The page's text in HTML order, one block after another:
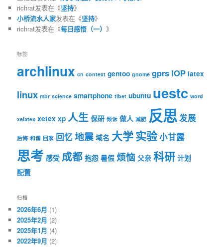
richrat发表在《坚持》
小桥流水人家发表在《坚持》
richrat发表在《每日感悟（一）》
标签
archlinux cn context gentoo gnome gprs IOP latex
linux mbr science smartphone tibet ubuntu uestc word
xelatex xetex xp 人生 保研 倾诉 做人 减肥 反思发展
后悔 和谐 回家 回忆地震 域名 大学实验小甘露
思考 感受 成都 抱怨 暑假 烦恼 父亲 科研 计划
配置
归档
2026年6月 (1)
2025年2月 (2)
2025年1月 (4)
2022年9月 (2)